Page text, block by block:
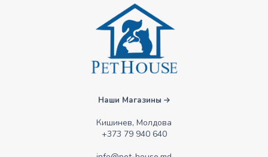
Наши Магазины
Кишинев, Молдова
+373 79 940 640